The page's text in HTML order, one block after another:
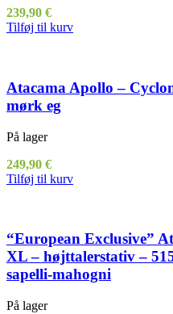
239,90 €
Tilføj til kurv
Atacama Apollo –
mørk eg
På lager
249,90 €
Tilføj til kurv
“European Exclusive”
XL – højttalerstativ –
sapelli-mahogni
På lager